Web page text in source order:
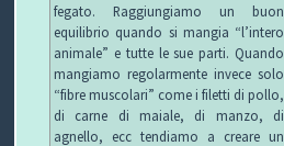
fegato. Raggiungiamo un buon
equilibrio quando si mangia “l’intero
animale” e tutte le sue parti. Quando
mangiamo regolarmente invece solo
“fibre muscolari” come i filetti di pollo,
di carne di maiale, di manzo, di
agnello, ecc tendiamo a creare un